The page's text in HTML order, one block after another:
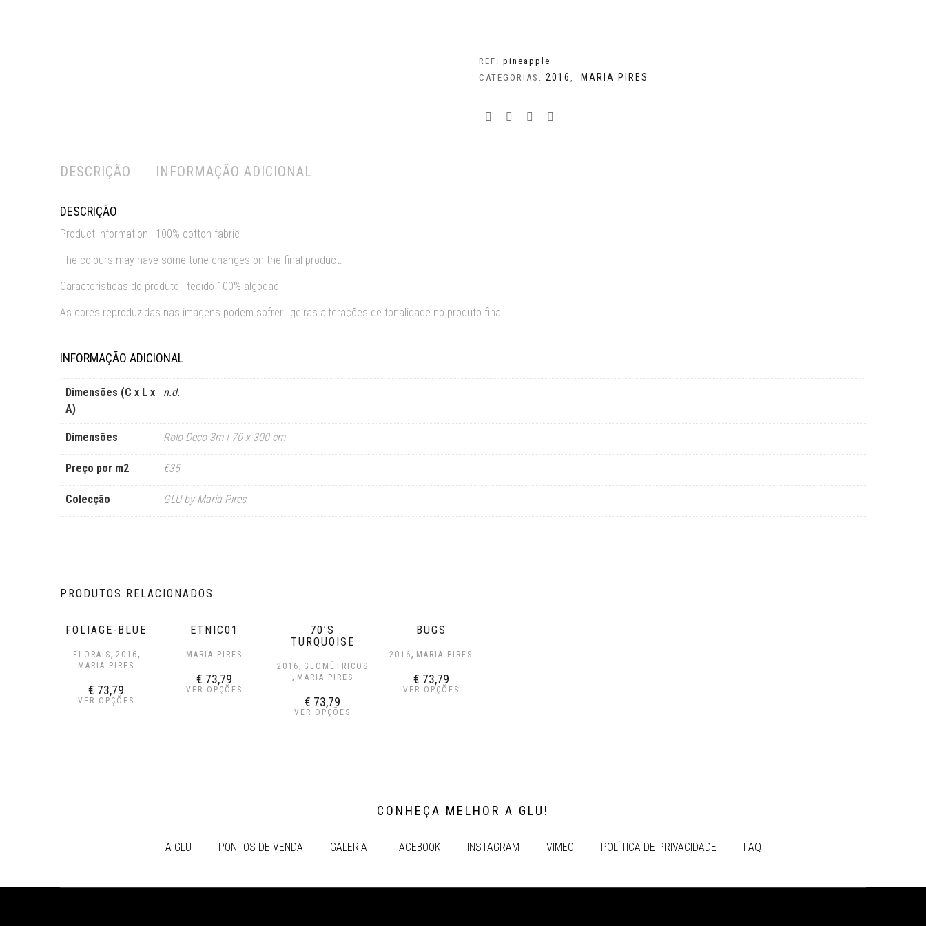
REF:pineapple
CATEGORIAS:2016 , MARIA PIRES
DESCRIÇÃO INFORMAÇÃO ADICIONAL
DESCRIÇÃO
Product information | 100% cotton fabric
The colours may have some tone changes on the final product.
Características do produto | tecido 100% algodão
As cores reproduzidas nas imagens podem sofrer ligeiras alterações de tonalidade no produto final.
INFORMAÇÃO ADICIONAL
Dimensões (C x L x
A)
n.d.
Dimensões Rolo Deco 3m | 70 x 300 cm
Preço por m2 €35
Colecção GLU by Maria Pires
PRODUTOS RELACIONADOS
FOLIAGE-BLUE
FLORAIS, 2016,
MARIA PIRES
€ 73,79
VER OPÇÕES
ETNIC01
MARIA PIRES
€ 73,79
VER OPÇÕES
70’S
TURQUOISE
2016, GEOMÉTRICOS
, MARIA PIRES
€ 73,79
VER OPÇÕES
BUGS
2016, MARIA PIRES
€ 73,79
VER OPÇÕES
CONHEÇA MELHOR A GLU!
A GLU PONTOS DE VENDA GALERIA FACEBOOK INSTAGRAM VIMEO POLÍTICA DE PRIVACIDADE FAQ